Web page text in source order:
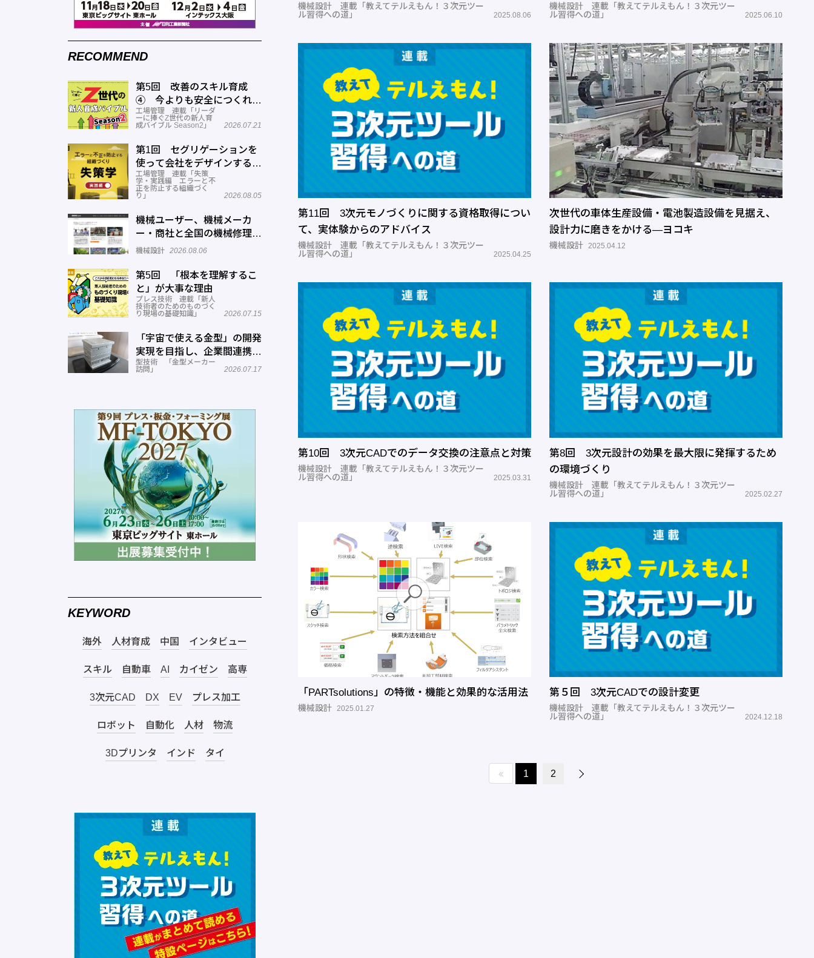
機械設計 連載「教えてテルえもん！３次元ツー
ル習得への道」
2025.08.06
機械設計 連載「教えてテルえもん！３次元ツー
ル習得への道」
2025.06.10
第11回 3次元モノづくりに関する資格取得につい
て、実体験からのアドバイス
機械設計 連載「教えてテルえもん！３次元ツー
ル習得への道」
2025.04.25
次世代の車体生産設備・電池製造設備を見据え、
設計力に磨きをかける―ヨコキ
機械設計 2025.04.12
第10回 3次元CADでのデータ交換の注意点と対策
機械設計 連載「教えてテルえもん！３次元ツー
ル習得への道」
2025.03.31
第8回 3次元設計の効果を最大限に発揮するため
の環境づくり
機械設計 連載「教えてテルえもん！３次元ツー
ル習得への道」
2025.02.27
「PARTsolutions」の特徴・機能と効果的な活用法
機械設計 2025.01.27
第５回 3次元CADでの設計変更
機械設計 連載「教えてテルえもん！３次元ツー
ル習得への道」
2024.12.18
1 2
RECOMMEND
第5回 改善のスキル育成
④ 今よりも安全につくれる
スキルを高める
工場管理 連載「リーダ
ーに捧ぐZ世代の新人育
成バイブル Season2」
2026.07.21
第1回 セグリゲーションを
使って会社をデザインする方
法
工場管理 連載「失策
学・実践編 エラーと不
正を防止する組織づく
り」
2026.08.05
機械ユーザー、機械メーカ
ー・商社と全国の機械修理業
者をマッチングするサービス
機械設計 2026.08.06
第5回 「根本を理解するこ
と」が大事な理由
プレス技術 連載「新人
技術者のためのものづく
り現場の基礎知識」
2026.07.15
「宇宙で使える金型」の開発
実現を目指し、企業間連携を
推進―ワールド工業
型技術 「金型メーカー
訪問」
2026.07.17
KEYWORD
海外 人材育成 中国 インタビュー
スキル 自動車 AI カイゼン 高専
3次元CAD DX EV プレス加工
ロボット 自動化 人材 物流
3Dプリンタ インド タイ